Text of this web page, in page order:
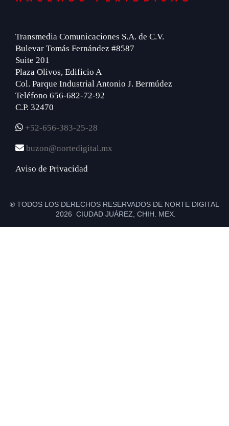
Transmedia Comunicaciones S.A. de C.V.
Bulevar Tomás Fernández #8587
Suite 201
Plaza Olivos, Edificio A
Col. Parque Industrial Antonio J. Bermúdez
Teléfono 656-682-72-92
C.P. 32470
+52-656-383-25-28
buzon@nortedigital.mx
Aviso de Privacidad
® TODOS LOS DERECHOS RESERVADOS DE NORTE DIGITAL
2026 CIUDAD JUÁREZ, CHIH. MEX.